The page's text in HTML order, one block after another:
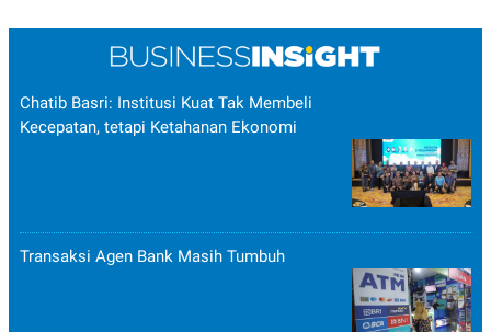
Chatib Basri: Institusi Kuat Tak Membeli
Kecepatan, tetapi Ketahanan Ekonomi
Transaksi Agen Bank Masih Tumbuh